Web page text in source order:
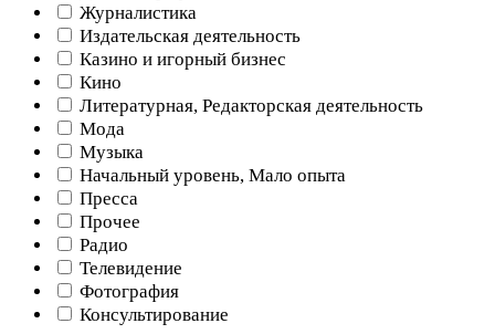
Журналистика
Издательская деятельность
Казино и игорный бизнес
Кино
Литературная, Редакторская деятельность
Мода
Музыка
Начальный уровень, Мало опыта
Пресса
Прочее
Радио
Телевидение
Фотография
Консультирование